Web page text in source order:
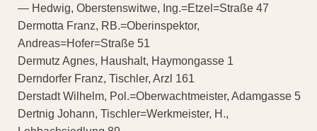
— Hedwig, Oberstenswitwe, Ing.=Etzel=Straße 47
Dermotta Franz, RB.=Oberinspektor,
Andreas=Hofer=Straße 51
Dermutz Agnes, Haushalt, Haymongasse 1
Derndorfer Franz, Tischler, Arzl 161
Derstadt Wilhelm, Pol.=Oberwachtmeister, Adamgasse 5
Dertnig Johann, Tischler=Werkmeister, H.,